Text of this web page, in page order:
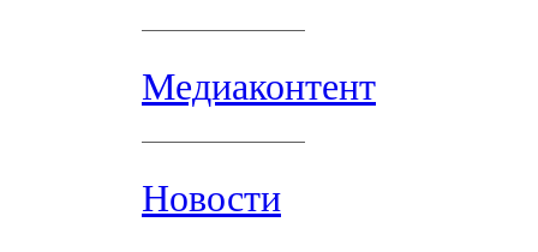
Медиаконтент
Новости